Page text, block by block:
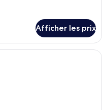
Afficher les prix
chambre d’hôtel équipée d’un